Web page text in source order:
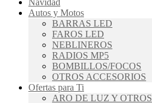
Navidad
Autos y Motos
BARRAS LED
FAROS LED
NEBLINEROS
RADIOS MP5
BOMBILLOS/FOCOS
OTROS ACCESORIOS
Ofertas para Ti
ARO DE LUZ Y OTROS